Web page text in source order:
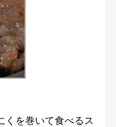
を巻いて食べるス